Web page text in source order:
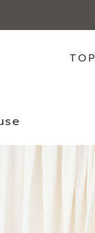
TOP